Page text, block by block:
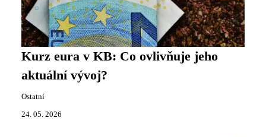
Kurz eura v KB: Co ovlivňuje jeho
aktuální vývoj?
Ostatní
24. 05. 2026